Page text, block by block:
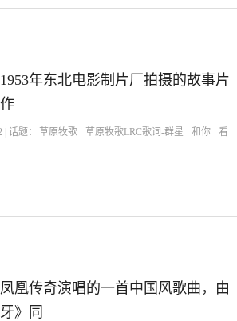
年东北电影制片厂拍摄的故事片
| 话题： 草原牧歌 草原牧歌LRC歌词-群星 和你
看
凰传奇演唱的一首中国风歌曲，由
》同